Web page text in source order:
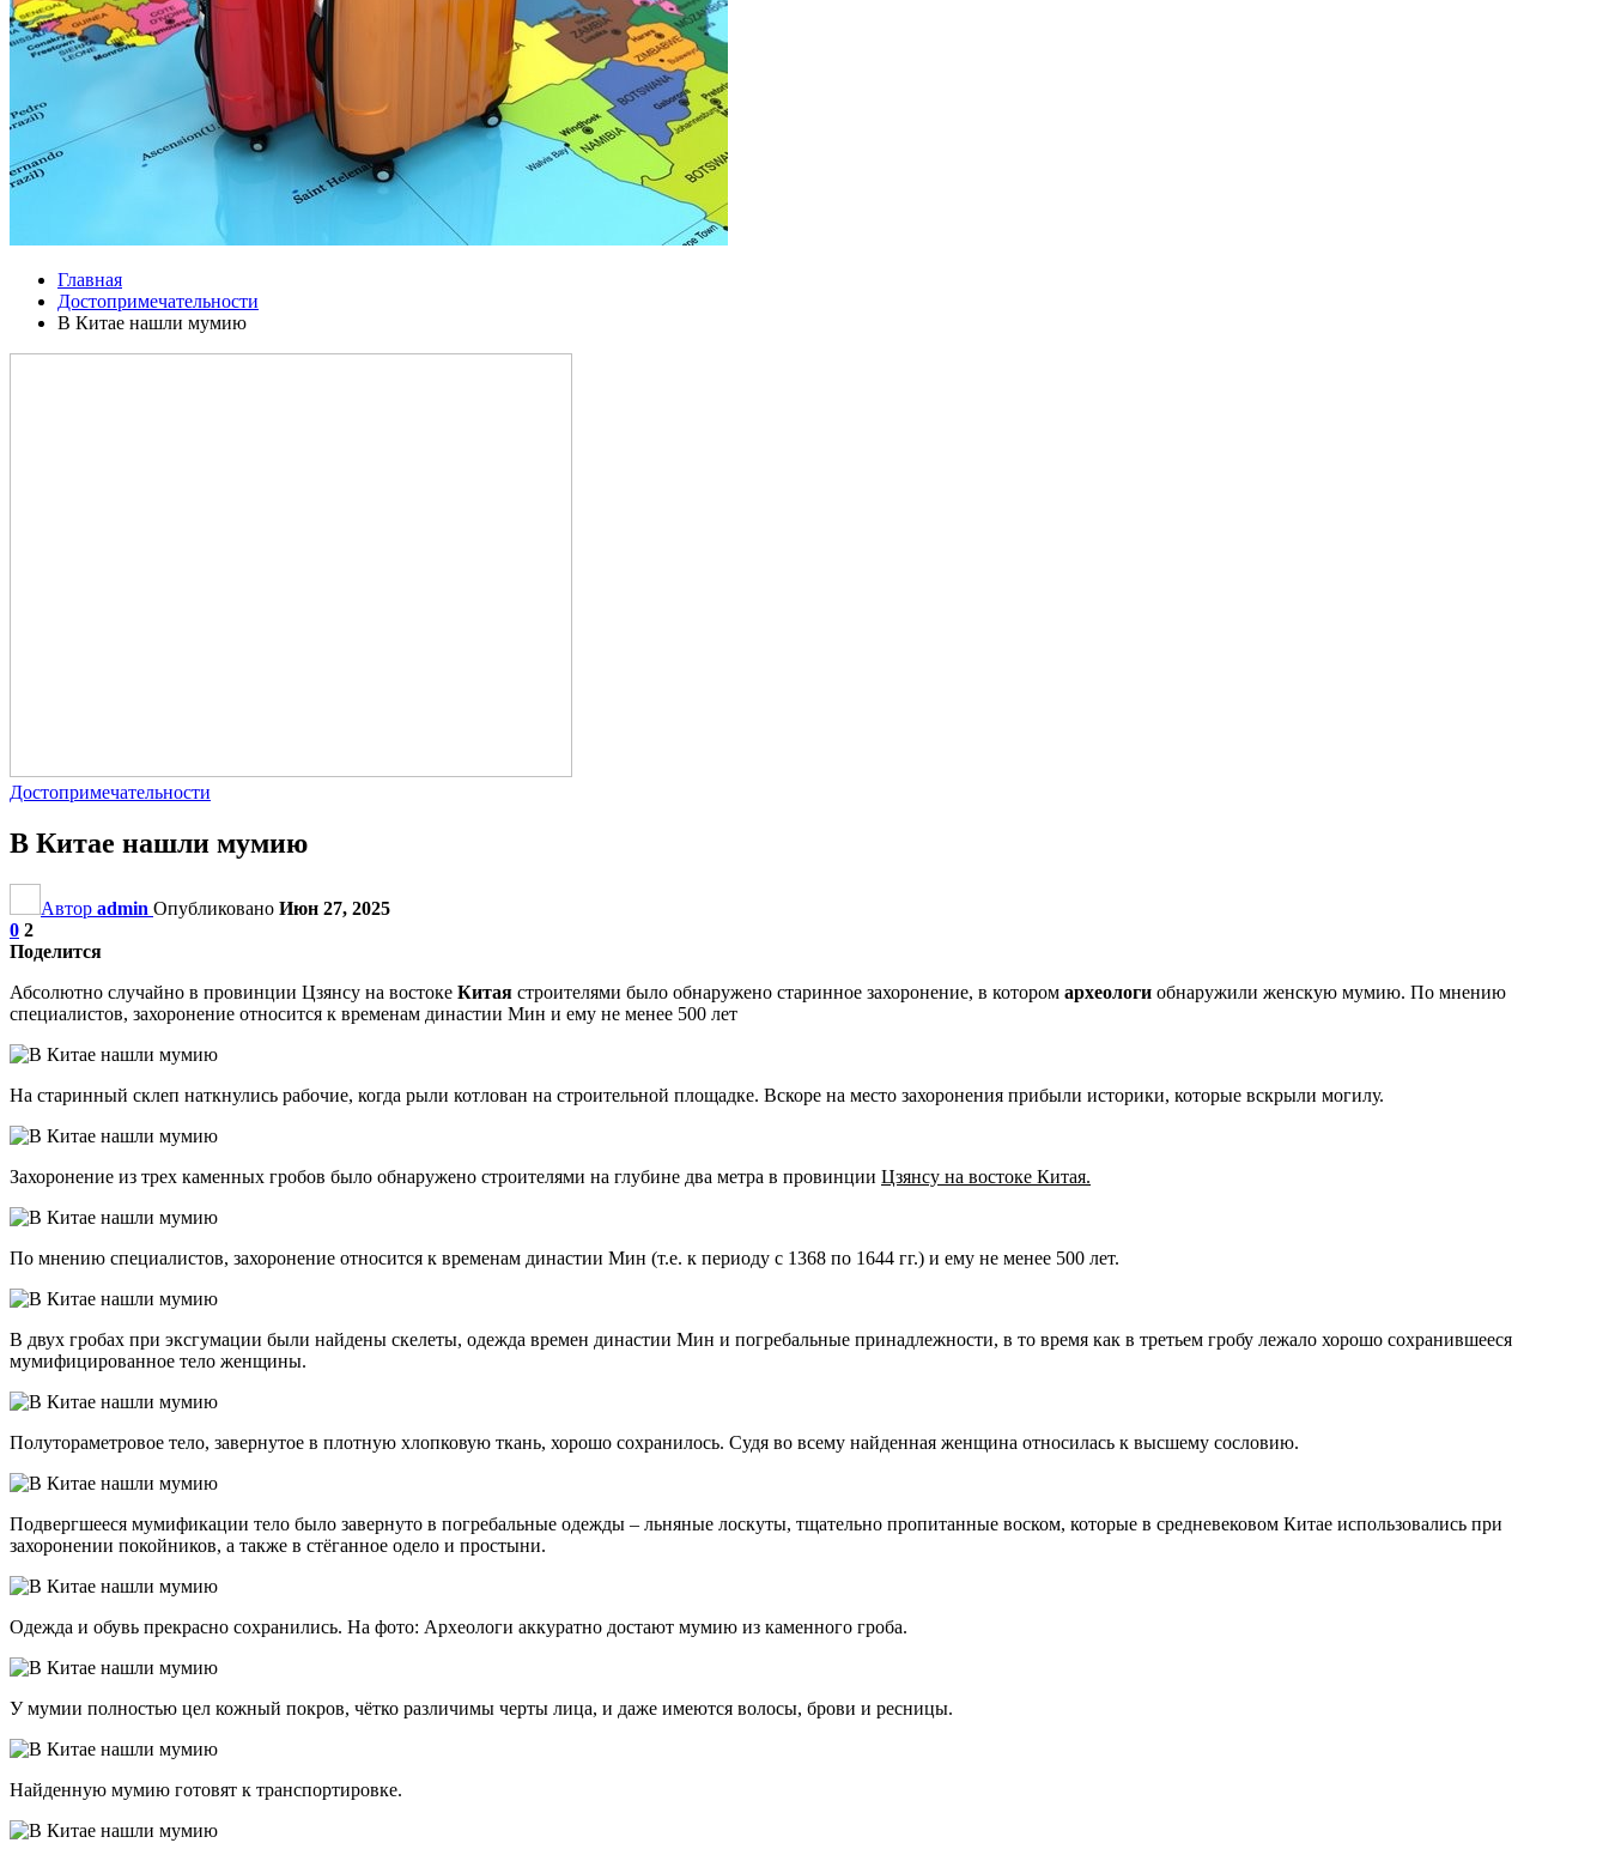
Главная
Достопримечательности
В Китае нашли мумию
Достопримечательности
В Китае нашли мумию
Автор admin Опубликовано Июн 27, 2025
0 2
Поделится
Абсолютно случайно в провинции Цзянсу на востоке Китая строителями было обнаружено старинное захоронение, в котором археологи обнаружили женскую мумию. По мнению
специалистов, захоронение относится к временам династии Мин и ему не менее 500 лет
На старинный склеп наткнулись рабочие, когда рыли котлован на строительной площадке. Вскоре на место захоронения прибыли историки, которые вскрыли могилу.
Захоронение из трех каменных гробов было обнаружено строителями на глубине два метра в провинции Цзянсу на востоке Китая.
По мнению специалистов, захоронение относится к временам династии Мин (т.е. к периоду с 1368 по 1644 гг.) и ему не менее 500 лет.
В двух гробах при эксгумации были найдены скелеты, одежда времен династии Мин и погребальные принадлежности, в то время как в третьем гробу лежало хорошо сохранившееся
мумифицированное тело женщины.
Полутораметровое тело, завернутое в плотную хлопковую ткань, хорошо сохранилось. Судя во всему найденная женщина относилась к высшему сословию.
Подвергшееся мумификации тело было завернуто в погребальные одежды – льняные лоскуты, тщательно пропитанные воском, которые в средневековом Китае использовались при
захоронении покойников, а также в стёганное одело и простыни.
Одежда и обувь прекрасно сохранились. На фото: Археологи аккуратно достают мумию из каменного гроба.
У мумии полностью цел кожный покров, чётко различимы черты лица, и даже имеются волосы, брови и ресницы.
Найденную мумию готовят к транспортировке.